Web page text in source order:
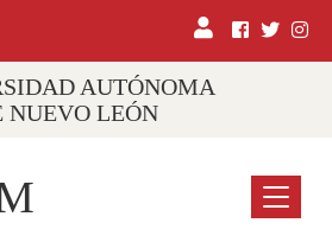
AUTÓNOMA
NUEVO LEÓN
Menu